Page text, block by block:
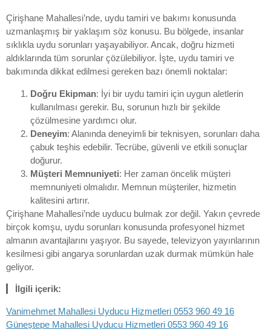
Çirişhane Mahallesi’nde, uydu tamiri ve bakımı konusunda
uzmanlaşmış bir yaklaşım söz konusu. Bu bölgede, insanlar
sıklıkla uydu sorunları yaşayabiliyor. Ancak, doğru hizmeti
aldıklarında tüm sorunlar çözülebiliyor. İşte, uydu tamiri ve
bakımında dikkat edilmesi gereken bazı önemli noktalar:
Doğru Ekipman: İyi bir uydu tamiri için uygun aletlerin
kullanılması gerekir. Bu, sorunun hızlı bir şekilde
çözülmesine yardımcı olur.
Deneyim: Alanında deneyimli bir teknisyen, sorunları daha
çabuk teşhis edebilir. Tecrübe, güvenli ve etkili sonuçlar
doğurur.
Müşteri Memnuniyeti: Her zaman öncelik müşteri
memnuniyeti olmalıdır. Memnun müşteriler, hizmetin
kalitesini artırır.
Çirişhane Mahallesi’nde uyducu bulmak zor değil. Yakın çevrede
birçok komşu, uydu sorunları konusunda profesyonel hizmet
almanın avantajlarını yaşıyor. Bu sayede, televizyon yayınlarının
kesilmesi gibi angarya sorunlardan uzak durmak mümkün hale
geliyor.
İlgili içerik:
Vanimehmet Mahallesi Uyducu Hizmetleri 0553 960 49 16
Güneştepe Mahallesi Uyducu Hizmetleri 0553 960 49 16